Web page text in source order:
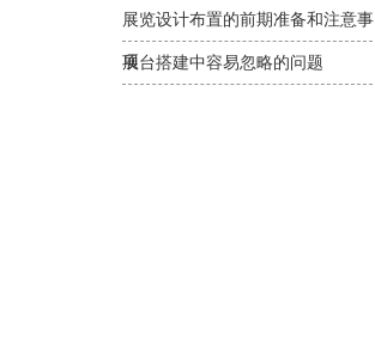
展览设计布置的前期准备和注意事
项
展台搭建中容易忽略的问题